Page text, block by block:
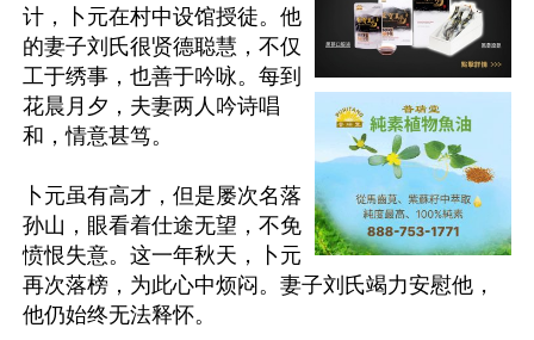
计，卜元在村中设馆授徒。他
的妻子刘氏很贤德聪慧，不仅
工于绣事，也善于吟咏。每到
花晨月夕，夫妻两人吟诗唱
和，情意甚笃。
卜元虽有高才，但是屡次名落
孙山，眼看着仕途无望，不免
愤恨失意。这一年秋天，卜元
再次落榜，为此心中烦闷。妻子刘氏竭力安慰他，
他仍始终无法释怀。